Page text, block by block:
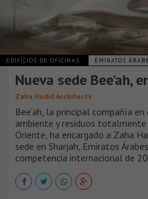
EDIFICIOS DE OFICINAS EMIRATOS
Nueva sede Bee’ah,
Zaha Hadid Architects
Bee’ah, la principal compañía
ambiente y residuos
Oriente, ha encargado a Zaha
sede en Sharjah, Emiratos
competencia internacional de